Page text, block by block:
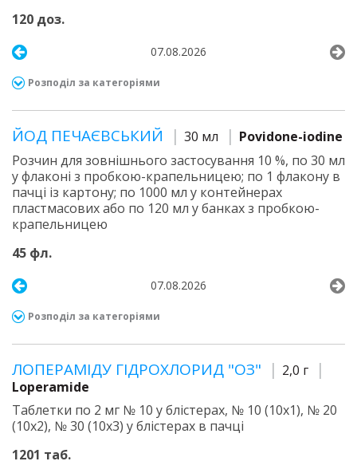
120 доз.
07.08.2026
Розподіл за категоріями
ЙОД ПЕЧАЄВСЬКИЙ 30 мл
Povidone-iodine
Розчин для зовнішнього застосування 10 %, по 30 мл
у флаконі з пробкою-крапельницею; по 1 флакону в
пачці із картону; по 1000 мл у контейнерах
пластмасових або по 120 мл у банках з пробкою-
крапельницею
45 фл.
07.08.2026
Розподіл за категоріями
ЛОПЕРАМІДУ ГІДРОХЛОРИД "ОЗ"
2,0 г
Loperamide
Таблетки по 2 мг № 10 у блістерах, № 10 (10х1), № 20
(10х2), № 30 (10х3) у блістерах в пачці
1201 таб.